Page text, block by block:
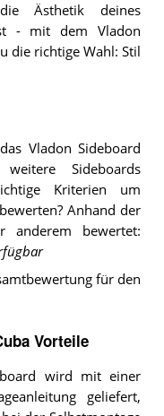
Ästhetik deines
- mit dem Vladon
die richtige Wahl: Stil
Vladon Sideboard
Sideboards
Kriterien um
Anhand der
anderem bewertet:
für den
Vorteile
wird mit einer
geliefert,